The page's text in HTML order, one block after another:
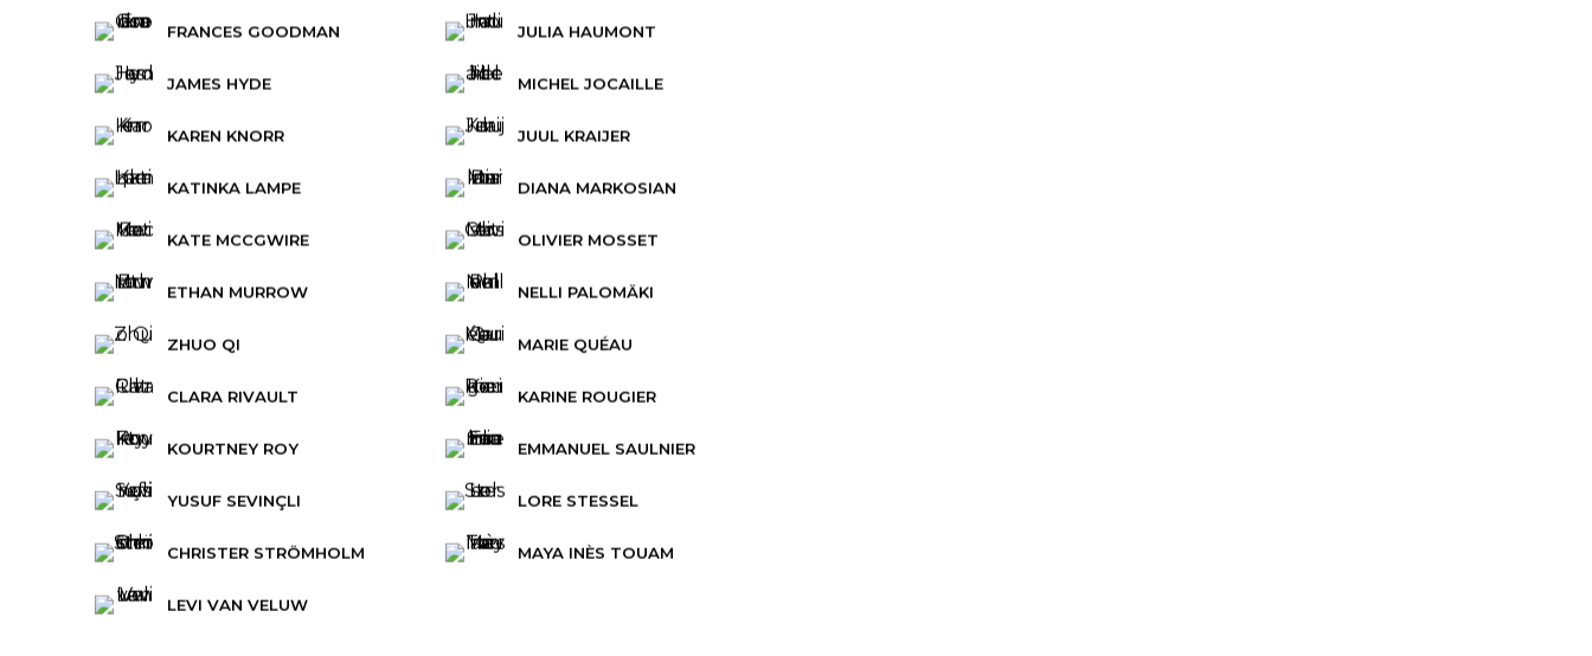
FRANCES GOODMAN JULIA HAUMONT
JAMES HYDE MICHEL JOCAILLE
KAREN KNORR JUUL KRAIJER
KATINKA LAMPE DIANA MARKOSIAN
KATE MCCGWIRE OLIVIER MOSSET
ETHAN MURROW NELLI PALOMÄKI
ZHUO QI MARIE QUÉAU
CLARA RIVAULT KARINE ROUGIER
KOURTNEY ROY EMMANUEL SAULNIER
YUSUF SEVINÇLI LORE STESSEL
CHRISTER STRÖMHOLM MAYA INÈS TOUAM
LEVI VAN VELUW